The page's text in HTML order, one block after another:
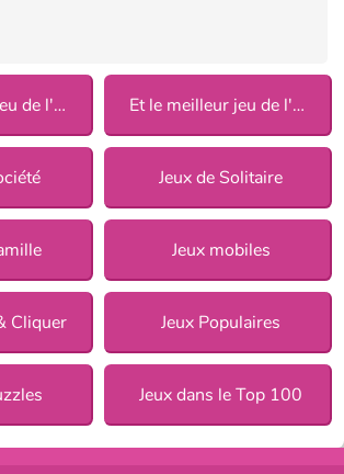
Et le meilleur jeu de l'année est 2016 Et le meilleur jeu de l'année est 2018
Jeux de Solitaire
Jeux mobiles
Cliquer Jeux Populaires
Jeux dans le Top 100